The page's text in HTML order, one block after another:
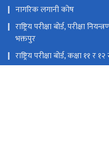
नागरिक लगानी कोष
राष्ट्रिय परीक्षा बोर्ड, परीक्षा
भक्तपुर
राष्ट्रिय परीक्षा बोर्ड, कक्षा ११ र